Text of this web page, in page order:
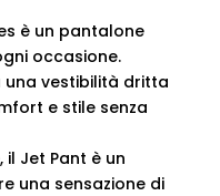
è un pantalone
occasione.
vestibilità dritta
e stile senza
il Jet Pant è un
una sensazione di